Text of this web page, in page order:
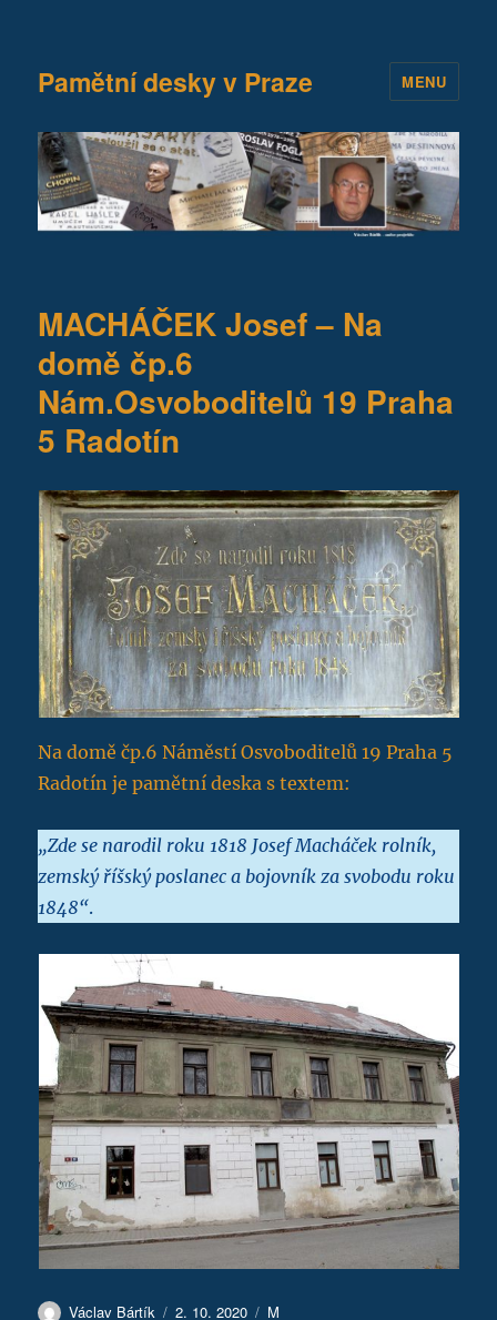
Pamětní desky v Praze MENU
MACHÁČEK Josef – Na
domě čp.6
Nám.Osvoboditelů 19 Praha
5 Radotín
Na domě čp.6 Náměstí Osvoboditelů 19 Praha 5
Radotín je pamětní deska s textem:
„Zde se narodil roku 1818 Josef Macháček rolník,
zemský říšský poslanec a bojovník za svobodu roku
1848“.
Autor:
Václav Bártík Publikováno:
2. 10. 2020 Rubriky:
M